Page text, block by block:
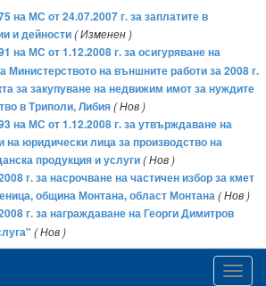
на МС от 24.07.2007 г. за заплатите в
и дейности( Изменен )
на МС от 1.12.2008 г. за осигуряване на
Министерството на външните работи за 2008 г.
за закупуване на недвижим имот за нуждите
в Триполи, Либия( Нов )
на МС от 1.12.2008 г. за утвърждаване на
на юридически лица за производство на
продукция и услуги( Нов )
г. за насрочване на частичен избор за кмет
община Монтана, област Монтана( Нов )
г. за награждаване на Георги Димитров
( Нов )